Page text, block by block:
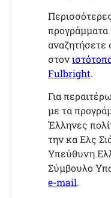
προγράμματα
αναζητήσετε
στον
Fulbright.
Για
με τα
Έλληνες
την κα Ελς
Υπεύθυνη
Σύμβουλο
e-mail.